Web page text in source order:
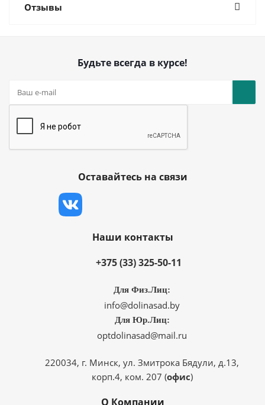
Отзывы
Будьте всегда в курсе!
Оставайтесь на связи
Наши контакты
+375 (33) 325-50-11
Для Физ.Лиц:
info@dolinasad.by
Для Юр.Лиц:
optdolinasad@mail.ru
220034, г. Минск, ул. Змитрока Бядули, д.13,
корп.4, ком. 207 (офис)
О Компании